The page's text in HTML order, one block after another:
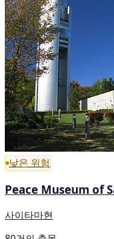
낮은 위험
Peace Museum of
사이타마현